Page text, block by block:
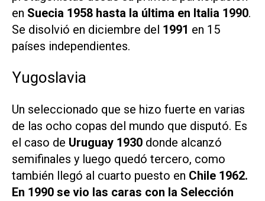
en Suecia 1958 hasta la última en Italia 1990.
Se disolvió en diciembre del 1991 en 15
países independientes.
Yugoslavia
Un seleccionado que se hizo fuerte en varias
de las ocho copas del mundo que disputó. Es
el caso de Uruguay 1930 donde alcanzó
semifinales y luego quedó tercero, como
también llegó al cuarto puesto en Chile 1962.
En 1990 se vio las caras con la Selección